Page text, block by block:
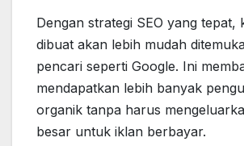
Dengan strategi SEO yang tepat,
dibuat akan lebih mudah
pencari seperti Google. Ini
mendapatkan lebih banyak
organik tanpa harus
besar untuk iklan berbayar.